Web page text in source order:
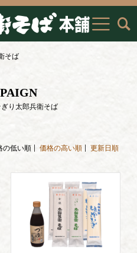
そば
ぎり太郎兵衛そば
の低い順 価格の高い順 更新日順